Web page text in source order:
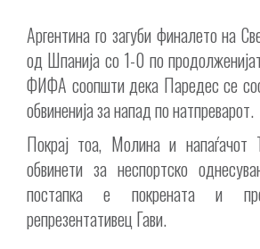
Аргентина го загуби финалето на
од Шпанија со 1-0 по
ФИФА соопшти дека Паредес се
обвиненија за напад по натпреварот.
Покрај тоа, Молина и
обвинети за неспортско
постапка е покрената и
репрезентативец Гави.